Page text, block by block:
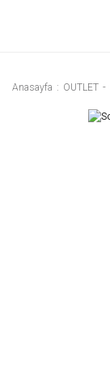
Anasayfa OUTLET